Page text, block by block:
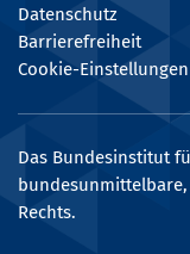
Datenschutz
Barrierefreiheit
Cookie-Einstellungen
Das Bundesinstitut
Rechts.